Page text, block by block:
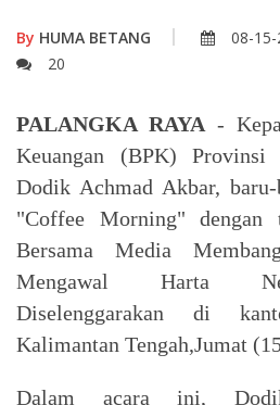
By HUMA BETANG 08-15-
20
PALANGKA RAYA -
Keuangan (BPK) Provinsi
Dodik Achmad Akbar,
"Coffee Morning" dengan
Bersama Media
Mengawal Harta
Diselenggarakan di
Kalimantan Tengah,Jumat
Dalam acara ini,